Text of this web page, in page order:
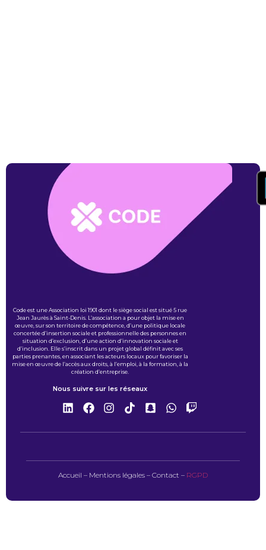
Code est une Association loi 1901 dont le siège social est situé 5 rue
Jean Jaurès à Saint-Denis. L’association a pour objet la mise en
œuvre, sur son territoire de compétence, d’une politique locale
concertée d’insertion sociale et professionnelle des personnes en
situation d’exclusion, d’une action d’innovation sociale et
d’inclusion. Elle s’inscrit dans un projet global définit avec ses
parties prenantes, en associant les acteurs locaux pour favoriser la
mise en œuvre de l’accès aux droits, à l’emploi, à la formation, à la
création d’entreprise.
Nous suivre sur les réseaux
Accueil – Mentions légales – Contact – RGPD